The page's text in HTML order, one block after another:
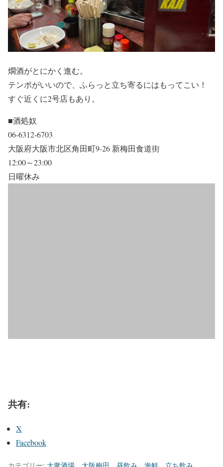
燗酒がとにかく進む。
テンポがいいので、ふらっと立ち寄るにはもってこい！
すぐ近くに2号店もあり。
■酒処奴
06-6312-6703
大阪府大阪市北区角田町9-26 新梅田食道街
12:00～23:00
日曜休み
共有:
X
Facebook
カテゴリー: 大衆酒場 大阪梅田 昼飲み 海鮮 立ち飲み